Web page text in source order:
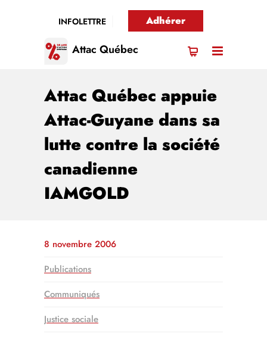
INFOLETTRE Adhérer
Attac Québec
Attac Québec appuie
Attac-Guyane dans sa
lutte contre la société
canadienne
IAMGOLD
8 novembre 2006
Publications
Communiqués
Justice sociale